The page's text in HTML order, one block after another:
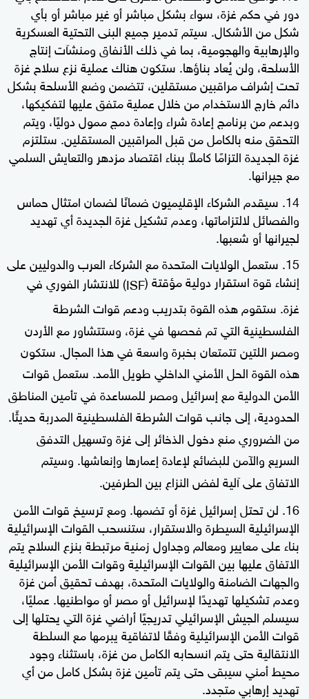
دور في حكم غزة، سواء بشكل مباشر أو غير مباشر أو بأي
شكل من الأشكال. سيتم تدمير جميع البنى التحتية العسكرية
والإرهابية والهجومية، بما في ذلك الأنفاق ومنشآت إنتاج
الأسلحة، ولن يُعاد بناؤها. ستكون هناك عملية نزع سلاح غزة
تحت إشراف مراقبين مستقلين، تتضمن وضع الأسلحة بشكل
دائم خارج الاستخدام من خلال عملية متفق عليها لتفكيكها،
وبدعم من برنامج إعادة شراء وإعادة دمج ممول دوليًا، ويتم
التحقق منه بالكامل من قبل المراقبين المستقلين. ستلتزم
غزة الجديدة التزامًا كاملاً ببناء اقتصاد مزدهر والتعايش السلمي
مع جيرانها.
سيقدم الشركاء الإقليميون ضمانًا لضمان امتثال حماس
والفصائل لالتزاماتها، وعدم تشكيل غزة الجديدة أي تهديد
لجيرانها أو شعبها.
ستعمل الولايات المتحدة مع الشركاء العرب والدوليين على
إنشاء قوة استقرار دولية مؤقتة (ISF) للانتشار الفوري في
غزة. ستقوم هذه القوة بتدريب ودعم قوات الشرطة
الفلسطينية التي تم فحصها في غزة، وستتشاور مع الأردن
ومصر اللتين تتمتعان بخبرة واسعة في هذا المجال. ستكون
هذه القوة الحل الأمني ​​الداخلي طويل الأمد. ستعمل قوات
الأمن الدولية مع إسرائيل ومصر للمساعدة في تأمين المناطق
الحدودية، إلى جانب قوات الشرطة الفلسطينية المدربة حديثًا.
من الضروري منع دخول الذخائر إلى غزة وتسهيل التدفق
السريع والآمن للبضائع لإعادة إعمارها وإنعاشها. وسيتم
الاتفاق على آلية لفض النزاع بين الطرفين.
لن تحتل إسرائيل غزة أو تضمها. ومع ترسيخ قوات الأمن
الإسرائيلية السيطرة والاستقرار، ستنسحب القوات الإسرائيلية
بناء على معايير ومعالم وجداول زمنية مرتبطة بنزع السلاح يتم
الاتفاق عليها بين القوات الإسرائيلية وقوات الأمن الإسرائيلية
والجهات الضامنة والولايات المتحدة، بهدف تحقيق أمن غزة
وعدم تشكيلها تهديدًا لإسرائيل أو مصر أو مواطنيها. عمليًا،
سيسلم الجيش الإسرائيلي تدريجيًا أراضي غزة التي يحتلها إلى
قوات الأمن الإسرائيلية وفقًا لاتفاقية يبرمها مع السلطة
الانتقالية حتى يتم انسحابه الكامل من غزة، باستثناء وجود
محيط أمني سيبقى حتى يتم تأمين غزة بشكل كامل من أي
تهديد إرهابي متجدد.